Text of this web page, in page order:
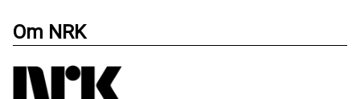
Om NRK